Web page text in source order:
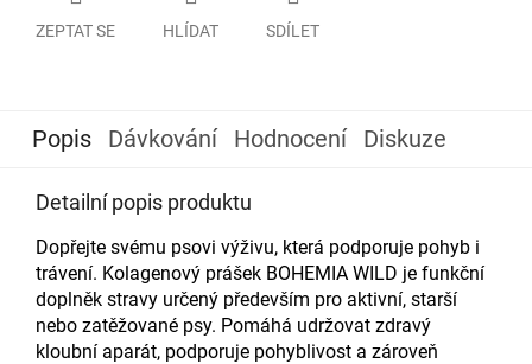
ZEPTAT SE HLÍDAT SDÍLET
Popis Dávkování Hodnocení Diskuze
Detailní popis produktu
Dopřejte svému psovi výživu, která podporuje pohyb i
trávení. Kolagenový prášek BOHEMIA WILD je funkční
doplněk stravy určený především pro aktivní, starší
nebo zatěžované psy. Pomáhá udržovat zdravý
kloubní aparát, podporuje pohyblivost a zároveň